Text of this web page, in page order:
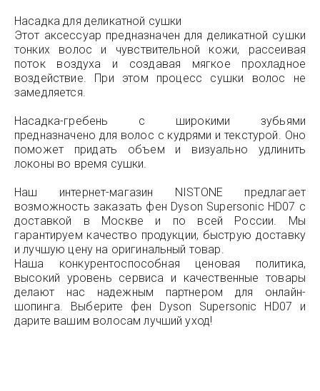
Насадка для деликатной сушки
Этот аксессуар предназначен для деликатной сушки
тонких волос и чувствительной кожи, рассеивая
поток воздуха и создавая мягкое прохладное
воздействие. При этом процесс сушки волос не
замедляется.
Насадка-гребень с широкими зубьями
предназначено для волос с кудрями и текстурой. Оно
поможет придать объем и визуально удлинить
локоны во время сушки.
Наш интернет-магазин NISTONE предлагает
возможность заказать фен Dyson Supersonic HD07 с
доставкой в Москве и по всей России. Мы
гарантируем качество продукции, быструю доставку
и лучшую цену на оригинальный товар.
Наша конкурентоспособная ценовая политика,
высокий уровень сервиса и качественные товары
делают нас надежным партнером для онлайн-
шопинга. Выберите фен Dyson Supersonic HD07 и
дарите вашим волосам лучший уход!